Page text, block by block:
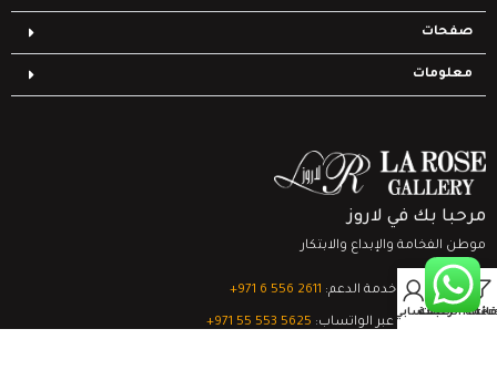
صفحات
معلومات
مرحبا بك في لاروز
موطن الفخامة والإبداع والابتكار
تواصل مع خدمة الدعم: ‎+971 6 556 2611
الدعم الفني عبر الواتساب: ‎+971 55 553 5625
قائمة الرغبات
0
السلةحسابي